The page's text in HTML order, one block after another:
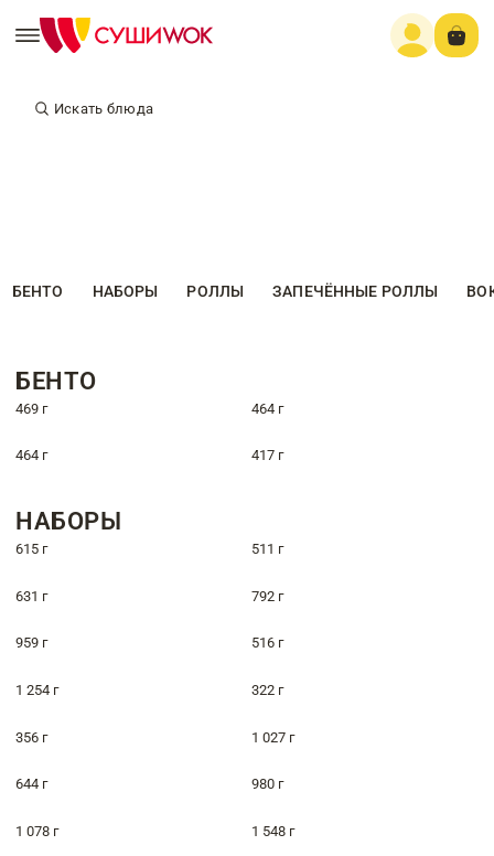
Искать блюда
БЕНТО НАБОРЫ РОЛЛЫ ЗАПЕЧЁННЫЕ РОЛЛЫ
БЕНТО
469 г 464 г
464 г 417 г
НАБОРЫ
615 г 511 г
631 г 792 г
959 г 516 г
1 254 г 322 г
356 г 1 027 г
644 г 980 г
1 078 г 1 548 г